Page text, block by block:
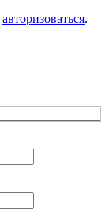
авторизоваться.